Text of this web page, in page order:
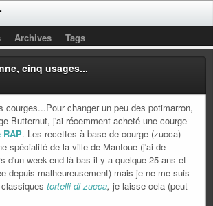
Archives Tags
cinq usages...
courges...Pour changer un peu des potimarron,
Butternut, j'ai récemment acheté une courge
. Les recettes à base de courge (zucca)
spécialité de la ville de Mantoue (j'ai de
d'un week-end là-bas il y a quelque 25 ans et
depuis malheureusement) mais je ne me suis
tortelli di zucca, je laisse cela (peut-